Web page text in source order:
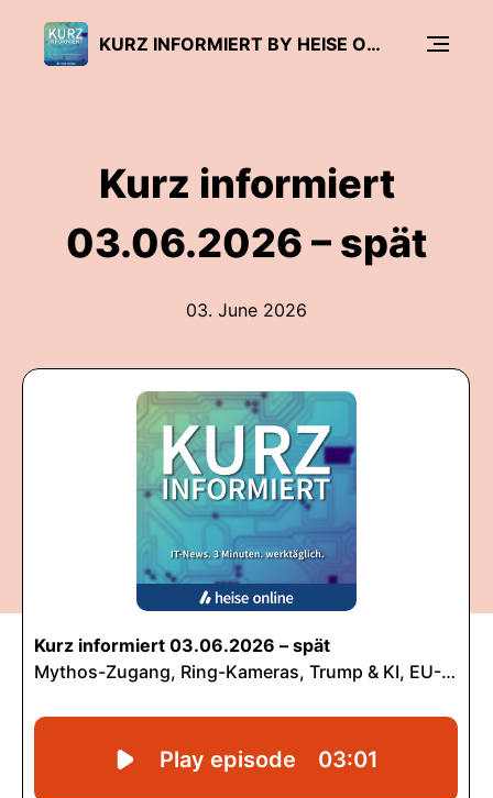
KURZ INFORMIERT BY HEISE ONLINE
Kurz informiert
03.06.2026 – spät
03. June 2026